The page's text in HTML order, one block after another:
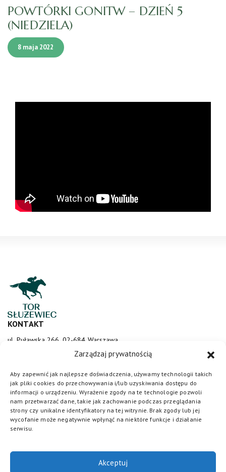
Zarządzaj prywatnością
Aby zapewnić jak najlepsze doświadczenia, używamy technologii takich
jak pliki cookies do przechowywania i/lub uzyskiwania dostępu do
informacji o urządzeniu. Wyrażenie zgody na te technologie pozwoli
nam przetwarzać dane, takie jak zachowanie podczas przeglądania
strony czy unikalne identyfikatory na tej witrynie. Brak zgody lub jej
wycofanie może negatywnie wpłynąć na niektóre funkcje i działanie
serwisu.
Akceptuj
POWTÓRKI GONITW – DZIEŃ 5
(NIEDZIELA)
8 maja 2022
KONTAKT
ul. Puławska 266, 02-684 Warszawa
sluzewiec@totalizator.pl
KONTAKT DLA MEDIÓW
media@torsluzewiec.pl
DOŁĄCZ DO NAS